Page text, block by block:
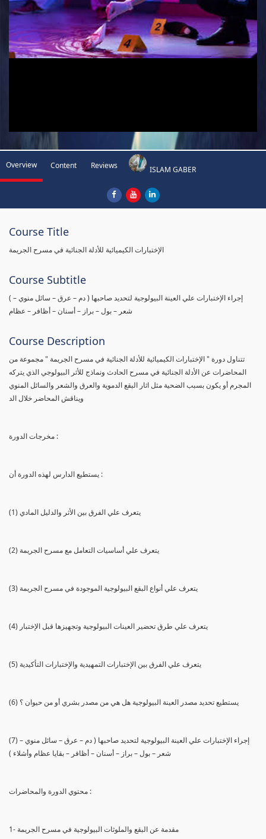
Overview Content Reviews ISLAM GABER
Course Title
الإختبارات الكيميائية للأدلة الجنائية في مسرح الجريمة
Course Subtitle
( إجراء الإختبارات علي العينة البيولوجية لتحديد صاحبها ( دم – عرق – سائل منوي –
شعر – بول – براز – أسنان – أظافر – عظام
Course Description
تتناول دورة " الإختبارات الكيميائية للأدلة الجنائية في مسرح الجريمة " مجموعة من
المحاضرات عن الأدلة الجنائية في مسرح الحادث ونماذج للأثر البيولوجي الذي يتركه
المجرم أو يكون بسبب الضحية مثل اثار البقع الدموية والعرق والشعر والسائل المنوي
ويناقش المحاضر خلال الد
مخرجات الدورة :
يستطيع الدارس لهذه الدورة أن :
(1) يتعرف علي الفرق بين الأثر والدليل المادي
(2) يتعرف علي أساسيات التعامل مع مسرح الجريمة
(3) يتعرف علي أنواع البقع البيولوجية الموجودة في مسرح الجريمة
(4) يتعرف علي طرق تحضير العينات البيولوجية وتجهيزها قبل الإختبار
(5) يتعرف علي الفرق بين الإختبارات التمهيدية والإختبارات التأكيدية
(6) يستطيع تحديد مصدر العينة البيولوجية هل هي من مصدر بشري أو من حيوان ؟
(7) إجراء الإختبارات علي العينة البيولوجية لتحديد صاحبها ( دم – عرق – سائل منوي –
شعر – بول – براز – أسنان – أظافر – بقايا عظام وأشلاء )
محتوي الدورة والمحاضرات :
1- مقدمة عن البقع والملوثات البيولوجية في مسرح الجريمة